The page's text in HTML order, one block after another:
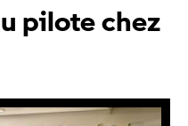
pilote chez